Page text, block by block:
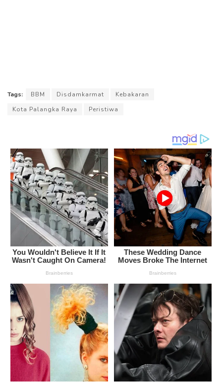
Tags: BBM Disdamkarmat
Kebakaran
Kota Palangka Raya
Peristiwa